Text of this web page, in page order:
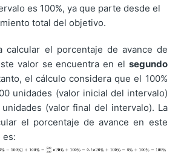
es 100%, ya que parte desde el
total del objetivo.
calcular el porcentaje de avance de
valor se encuentra en el segundo
el cálculo considera que el 100%
unidades (valor inicial del intervalo)
(valor final del intervalo). La
el porcentaje de avance en este
es: